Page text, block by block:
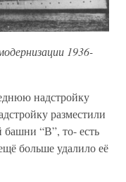
1936-
надстройку
разместили
башни “В”, то- есть
больше удалило её